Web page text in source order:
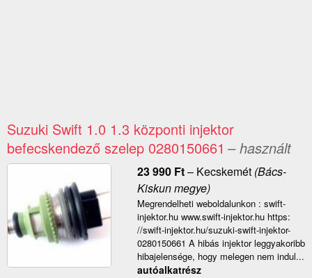
Suzuki Swift 1.0 1.3 központi injektor
befecskendező szelep 0280150661 – használt
23 990 Ft– Kecskemét(Bács-
Kiskun megye)
Megrendelheti weboldalunkon : swift-
injektor.hu www.swift-injektor.hu https:
//swift-injektor.hu/suzuki-swift-injektor-
0280150661 A hibás injektor leggyakoribb
hibajelensége, hogy melegen nem indul...
autóalkatrész